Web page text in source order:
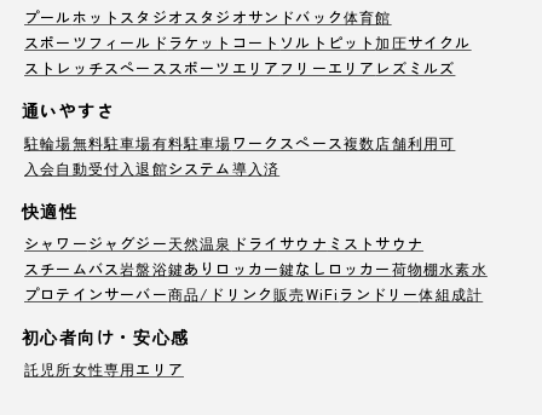
プールホットスタジオ スタジオサンドバック体育館
スポーツフィールド ラケットコート ソルトピット加圧サイクル
ストレッチスペース スポーツエリア フリーエリア レズミルズ
通いやすさ
駐輪場無料駐車場有料駐車場ワークスペース複数店舗利用可
入会自動受付 入退館システム導入済
快適性
シャワージャグジー天然温泉 ドライサウナ ミストサウナ
スチームバス岩盤浴鍵ありロッカー鍵なしロッカー荷物棚水素水
プロテインサーバー商品/ドリンク販売WiFi ランドリー体組成計
初心者向け・安心感
託児所女性専用エリア